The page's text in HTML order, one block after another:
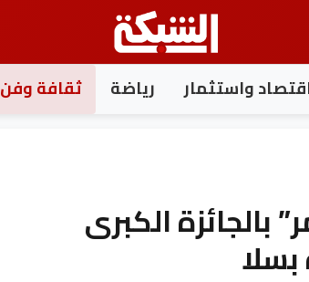
واستثمار رياضة ثقافة وفن
بالجائزة الكبرى
بسلا